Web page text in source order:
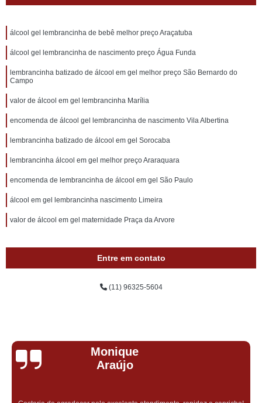
álcool gel lembrancinha de bebê melhor preço Araçatuba
álcool gel lembrancinha de nascimento preço Água Funda
lembrancinha batizado de álcool em gel melhor preço São Bernardo do
Campo
valor de álcool em gel lembrancinha Marília
encomenda de álcool gel lembrancinha de nascimento Vila Albertina
lembrancinha batizado de álcool em gel Sorocaba
lembrancinha álcool em gel melhor preço Araraquara
encomenda de lembrancinha de álcool em gel São Paulo
álcool em gel lembrancinha nascimento Limeira
valor de álcool em gel maternidade Praça da Arvore
Entre em contato
(11) 96325-5604
Monique
Araújo